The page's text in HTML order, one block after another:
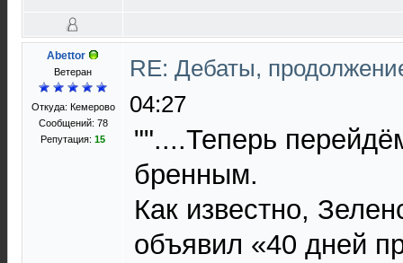
Abettor
Ветеран
Откуда: Кемерово
Сообщений: 78
Репутация: 15
RE: Дебаты,
04:27
""....Теперь
бренным.
Как известно,
объявил «40 дней